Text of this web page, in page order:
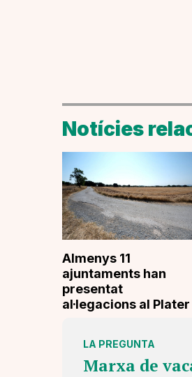
Notícies
Almenys 11
ajuntaments han
presentat
al·legacions al Plater
LA PREGUNTA
Marxa de